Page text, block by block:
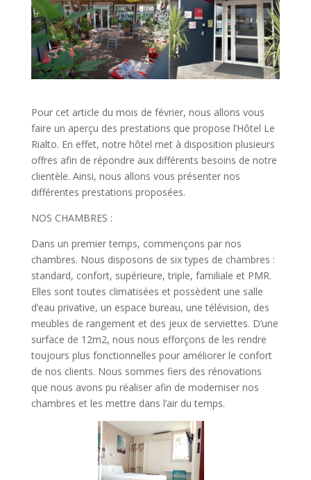
Pour cet article du mois de février, nous allons vous
faire un aperçu des prestations que propose l’Hôtel Le
Rialto. En effet, notre hôtel met à disposition plusieurs
offres afin de répondre aux différents besoins de notre
clientèle. Ainsi, nous allons vous présenter nos
différentes prestations proposées.
NOS CHAMBRES :
Dans un premier temps, commençons par nos
chambres. Nous disposons de six types de chambres :
standard, confort, supérieure, triple, familiale et PMR.
Elles sont toutes climatisées et possèdent une salle
d’eau privative, un espace bureau, une télévision, des
meubles de rangement et des jeux de serviettes. D’une
surface de 12m2, nous nous efforçons de les rendre
toujours plus fonctionnelles pour améliorer le confort
de nos clients. Nous sommes fiers des rénovations
que nous avons pu réaliser afin de moderniser nos
chambres et les mettre dans l’air du temps.